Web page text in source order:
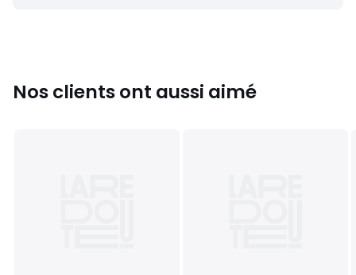
Nos clients ont aussi aimé